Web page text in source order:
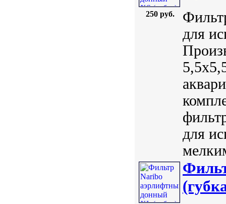
250 руб.
для
для